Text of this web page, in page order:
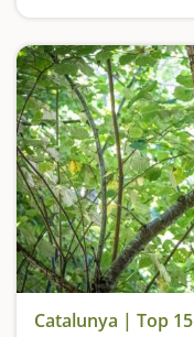
Catalunya | Top 15